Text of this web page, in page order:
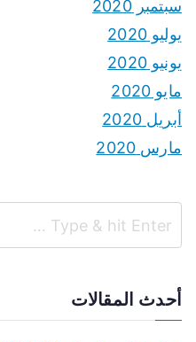
سبتمبر 2020
يوليو 2020
يونيو 2020
مايو 2020
أبريل 2020
مارس 2020
أحدث المقالات